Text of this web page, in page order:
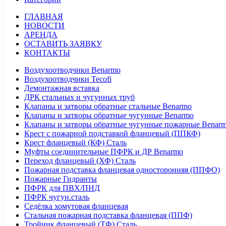
ГЛАВНАЯ
НОВОСТИ
АРЕНДА
ОСТАВИТЬ ЗАЯВКУ
КОНТАКТЫ
Воздухоотводчики Benarmo
Воздухоотводчики Tecofi
Демонтажная вставка
ДРК стальных и чугунных труб
Клапаны и затворы обратные стальные Benarmo
Клапаны и затворы обратные чугунные Benarmo
Клапаны и затворы обратные чугунные пожарные
Крест с пожарной подставкой фланцевый (ППКФ)
Крест фланцевый (КФ) Сталь
Муфты соединительные ПФРК и ДР Benarmo
Переход фланцевый (ХФ) Сталь
Пожарная подставка фланцевая односторонняя (ППФО)
Пожарные Гидранты
ПФРК для ПВХ/ПНД
ПФРК чугун.сталь
Седёлка хомутовая фланцевая
Стальная пожарная подставка фланцевая (ППФ)
Тройник фланцевый (ТФ) Сталь